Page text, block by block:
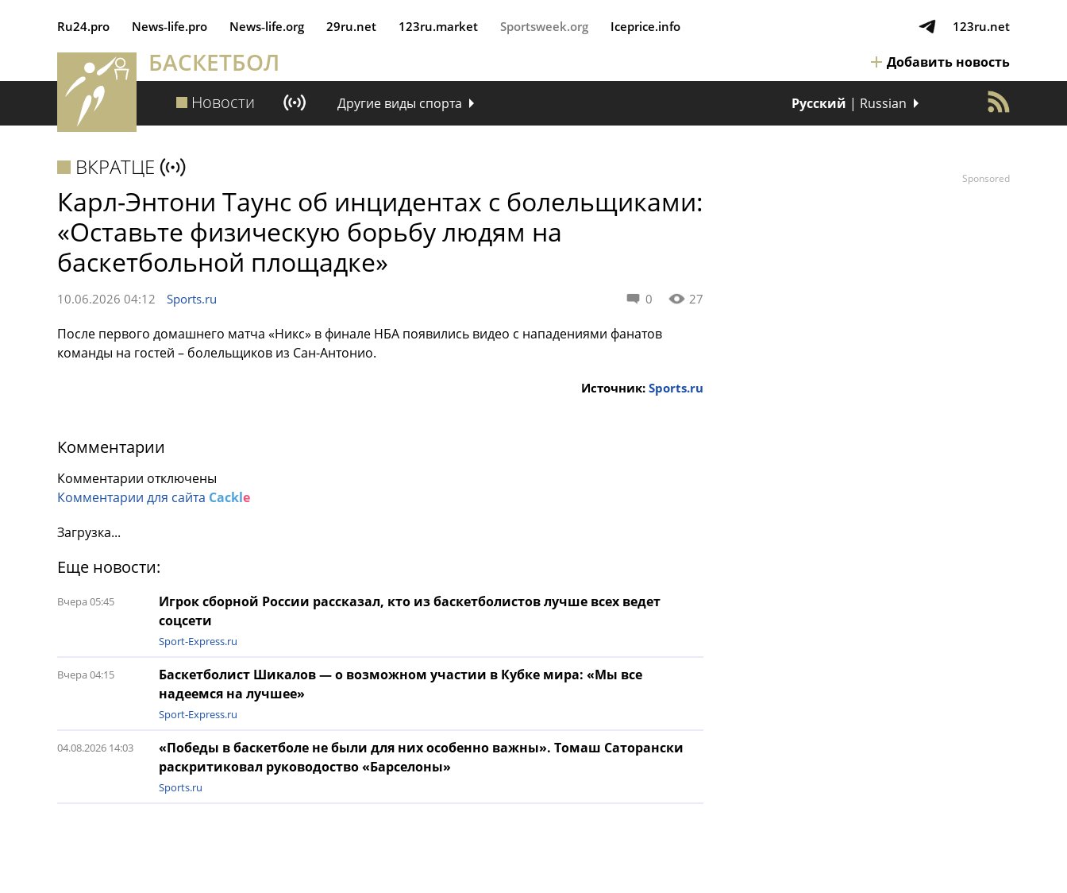
Ru24.pro News‑life.pro News‑life.org 29ru.net 123ru.market Sportsweek.org Iceprice.info 123ru.net
БАСКЕТБОЛ Добавить новость
Новости Другие виды спорта Русский | Russian
ВКРАТЦЕ
Карл-Энтони Таунс об инцидентах с болельщиками:
«Оставьте физическую борьбу людям на
баскетбольной площадке»
0 27
10.06.2026 04:12 Sports.ru
После первого домашнего матча «Никс» в финале НБА появились видео с нападениями фанатов
команды на гостей – болельщиков из Сан-Антонио.
Источник: Sports.ru
Комментарии
Комментарии отключены
Комментарии для сайта Cackle
Загрузка...
Еще новости:
Игрок сборной России рассказал, кто из баскетболистов лучше всех ведет
соцсети
Вчера 05:45
Sport-Express.ru
Баскетболист Шикалов — о возможном участии в Кубке мира: «Мы все
надеемся на лучшее»
Вчера 04:15
Sport-Express.ru
«Победы в баскетболе не были для них особенно важны». Томаш Саторански
раскритиковал руководоство «Барселоны»
04.08.2026 14:03
Sports.ru
Sponsored